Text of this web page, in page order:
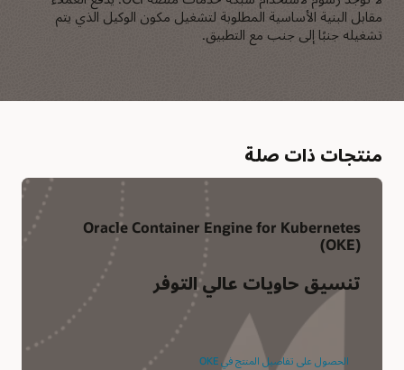
مقابل البنية الأساسية المطلوبة لتشغيل مكون الوكيل الذي يتم
تشغيله جنبًا إلى جنب مع التطبيق.
منتجات ذات صلة
Oracle Container Engine for Kubernetes
(OKE)
تنسيق حاويات عالي التوفر
الحصول على تفاصيل المنتج في OKE